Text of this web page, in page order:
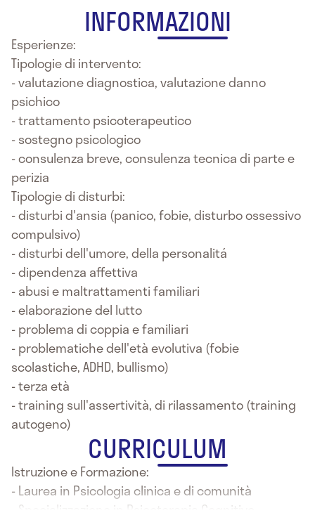
INFORMAZIONI
Esperienze:
Tipologie di intervento:
- valutazione diagnostica, valutazione danno
psichico
- trattamento psicoterapeutico
- sostegno psicologico
- consulenza breve, consulenza tecnica di parte e
perizia
Tipologie di disturbi:
- disturbi d'ansia (panico, fobie, disturbo ossessivo
compulsivo)
- disturbi dell'umore, della personalitá
- dipendenza affettiva
- abusi e maltrattamenti familiari
- elaborazione del lutto
- problema di coppia e familiari
- problematiche dell'età evolutiva (fobie
scolastiche, ADHD, bullismo)
- terza età
- training sull'assertività, di rilassamento (training
autogeno)
CURRICULUM
Istruzione e Formazione:
- Laurea in Psicologia clinica e di comunità
- Specializzazione in Psicoterapia Cognitivo